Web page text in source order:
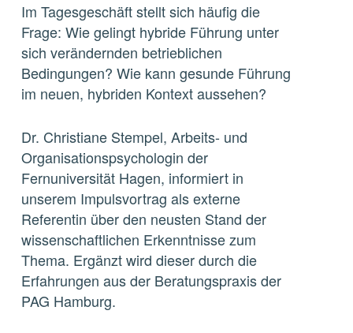
Im Tagesgeschäft stellt sich häufig die
Frage: Wie gelingt hybride Führung unter
sich verändernden betrieblichen
Bedingungen? Wie kann gesunde Führung
im neuen, hybriden Kontext aussehen?
Dr. Christiane Stempel, Arbeits- und
Organisationspsychologin der
Fernuniversität Hagen, informiert in
unserem Impulsvortrag als externe
Referentin über den neusten Stand der
wissenschaftlichen Erkenntnisse zum
Thema. Ergänzt wird dieser durch die
Erfahrungen aus der Beratungspraxis der
PAG Hamburg.